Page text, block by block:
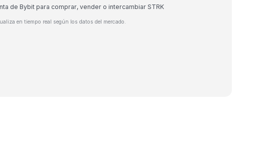
de Bybit para comprar, vender o intercambiar STRK
en tiempo real según los datos del mercado.